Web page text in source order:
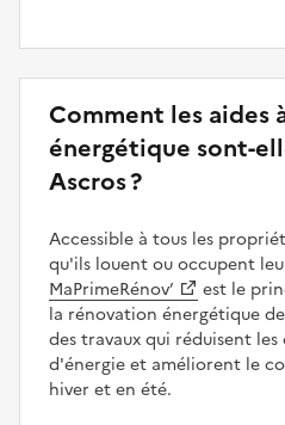
Comment les aides
énergétique sont-
Ascros ?
Accessible à tous les
qu'ils louent ou occupent
MaPrimeRénov’
est le
la rénovation énergétique
des travaux qui réduisent
d'énergie et améliorent le
hiver et en été.